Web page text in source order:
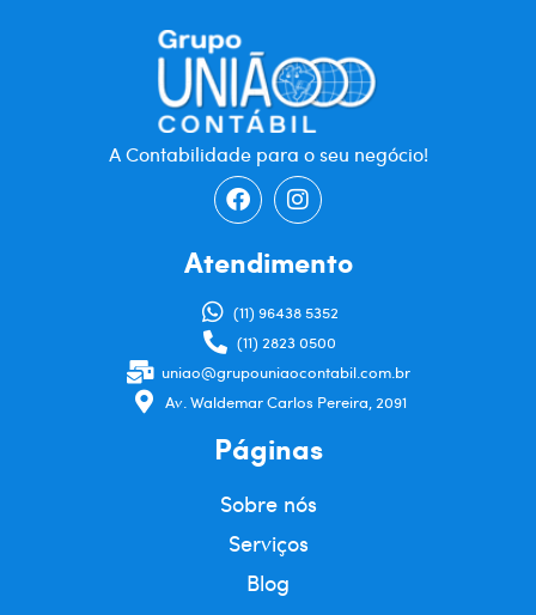
A Contabilidade para o seu negócio!
Atendimento
(11) 96438 5352
(11) 2823 0500
uniao@grupouniaocontabil.com.br
Av. Waldemar Carlos Pereira, 2091
Páginas
Sobre nós
Serviços
Blog